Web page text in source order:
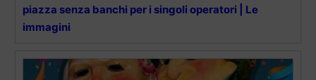
piazza senza banchi per i singoli operatori | Le
immagini